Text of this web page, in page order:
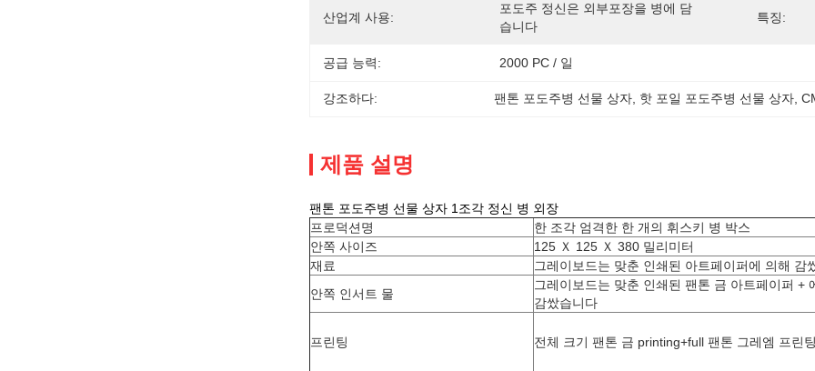
산업계 사용:
포도주 정신은 외부포장을 병에 담
습니다
특징:
공급 능력: 2000 PC / 일
강조하다: 팬톤 포도주병 선물 상자 핫 포일 포도주병 선물 상자 ,
제품 설명
팬톤 포도주병 선물 상자 1조각 정신 병 외장
프로덕션명
한 조각 엄격한 한 개의 휘스키 병 박스
안쪽 사이즈
125 Ｘ 125 Ｘ 380 밀리미터
재료
그레이보드는 맞춘 인쇄된 아트페이퍼에 의해 감
안쪽 인서트 물
그레이보드는 맞춘 인쇄된 팬톤 금 아트페이퍼 +
감쌌습니다
프린팅 전체 크기 팬톤 금 printing+full 팬톤 그레엠 프린